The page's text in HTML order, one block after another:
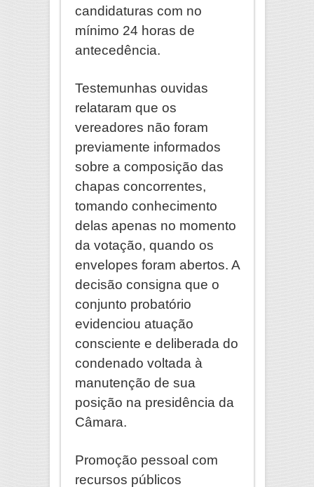
candidaturas com no
mínimo 24 horas de
antecedência.
Testemunhas ouvidas
relataram que os
vereadores não foram
previamente informados
sobre a composição das
chapas concorrentes,
tomando conhecimento
delas apenas no momento
da votação, quando os
envelopes foram abertos. A
decisão consigna que o
conjunto probatório
evidenciou atuação
consciente e deliberada do
condenado voltada à
manutenção de sua
posição na presidência da
Câmara.
Promoção pessoal com
recursos públicos